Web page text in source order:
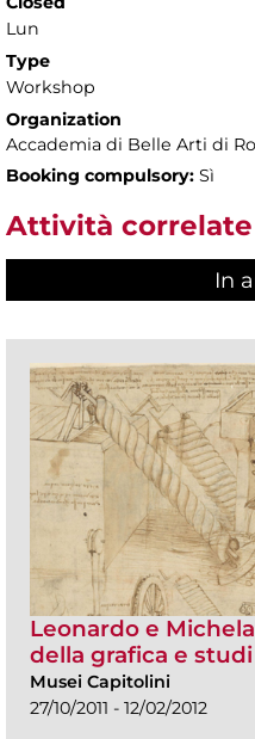
Lun
Type
Workshop
Organization
Accademia di Belle Arti di
Booking compulsory: Sì
Attività correlate
In
Leonardo e
della grafica e
Musei Capitolini
27/10/2011 - 12/02/2012